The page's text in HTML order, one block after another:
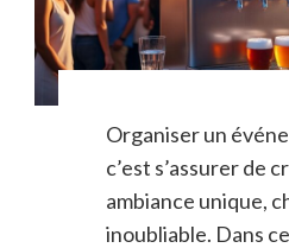
Organiser un
c’est s’assurer de
ambiance unique,
inoubliable. Dans